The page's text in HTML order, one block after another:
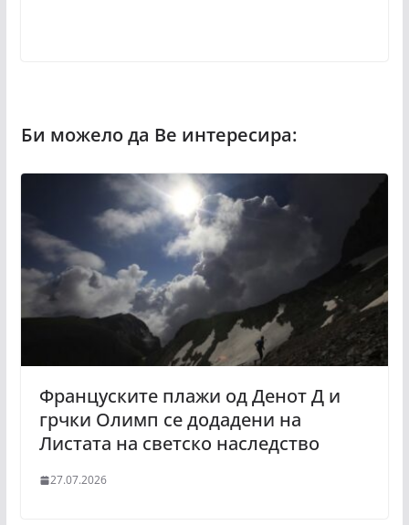
Француските плажи од Денот Д и
грчки Олимп се додадени на
Листата на светско наследство
27.07.2026